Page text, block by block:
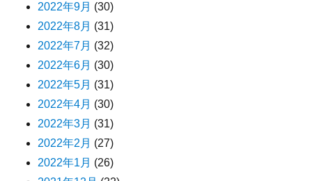
2022年9月 (30)
2022年8月 (31)
2022年7月 (32)
2022年6月 (30)
2022年5月 (31)
2022年4月 (30)
2022年3月 (31)
2022年2月 (27)
2022年1月 (26)